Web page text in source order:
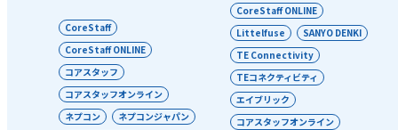
CoreStaff
CoreStaff ONLINE
コアスタッフ
コアスタッフオンライン
ネプコン
ネプコンジャパン
CoreStaff ONLINE
Littelfuse
SANYO DENKI
TE Connectivity
TEコネクティビティ
エイブリック
コアスタッフオンライン